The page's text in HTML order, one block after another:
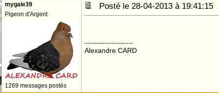
mygale39
Pigeon d'Argent
1269 messages postés
Posté le 28-04-2013 à
--------------------
Alexandre CARD